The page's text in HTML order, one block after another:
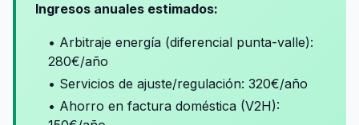
Ingresos anuales estimados:
• Arbitraje energía (diferencial punta-valle):
280€/año
• Servicios de ajuste/regulación: 320€/año
• Ahorro en factura doméstica (V2H):